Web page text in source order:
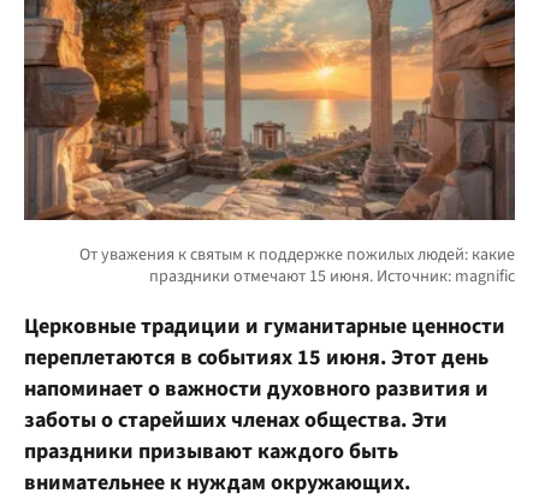
Церковные традиции и гуманитарные ценности
переплетаются в событиях 15 июня. Этот день
напоминает о важности духовного развития и
заботы о старейших членах общества. Эти
праздники призывают каждого быть
внимательнее к нуждам окружающих.